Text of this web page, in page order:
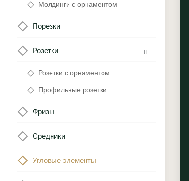
Молдинги с орнаментом
Порезки
Розетки
Розетки с орнаментом
Профильные розетки
Фризы
Средники
Угловые элементы